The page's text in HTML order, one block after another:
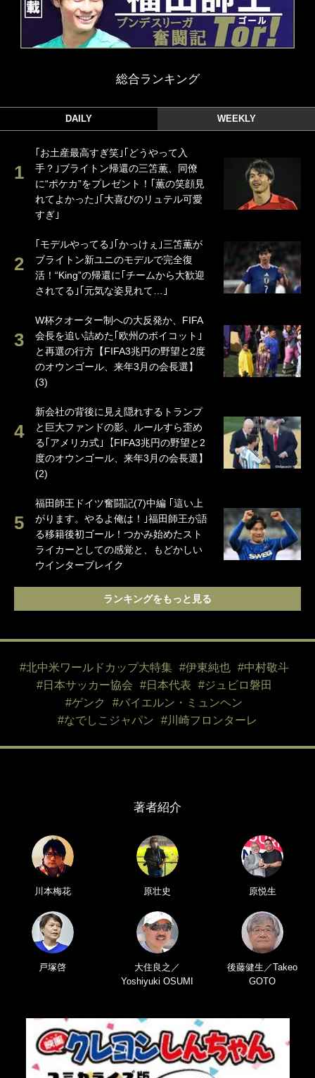
総合ランキング
DAILY WEEKLY
｢お土産最高すぎ笑｣｢どうやって入
手？｣ブライトン帰還の三笘薫、同僚
に“ポケカ”をプレゼント！｢薫の笑顔見
れてよかった｣｢大喜びのリュテル可愛
すぎ｣
｢モデルやってる｣｢かっけぇ｣三笘薫が
ブライトン新ユニのモデルで完全復
活！“King”の帰還に｢チームから大歓迎
されてる｣｢元気な姿見れて…｣
W杯クオーター制への大反発か、FIFA
会長を追い詰めた｢欧州のボイコット｣
と再選の行方【FIFA3兆円の野望と2度
のオウンゴール、来年3月の会長選】
(3)
新会社の背後に見え隠れするトランプ
と巨大ファンドの影、ルールすら歪め
る｢アメリカ式｣【FIFA3兆円の野望と2
度のオウンゴール、来年3月の会長選】
(2)
福田師王ドイツ奮闘記(7)中編 ｢這い上
がります。やるよ俺は！｣福田師王が語
る移籍後初ゴール！つかみ始めたスト
ライカーとしての感覚と、もどかしい
ウインターブレイク
ランキングをもっと見る
#北中米ワールドカップ大特集 #伊東純也
#中村敬斗
#日本サッカー協会
#日本代表
#ジュビロ磐田
#ゲンク
#バイエルン・ミュンヘン
#なでしこジャパン
#川崎フロンターレ
著者紹介
川本梅花 原壮史 原悦生
戸塚啓
大住良之／
Yoshiyuki OSUMI
後藤健生／Takeo
GOTO